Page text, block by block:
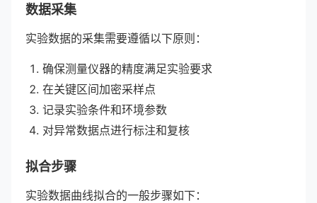
数据采集
实验数据的采集需要遵循以下原则：
确保测量仪器的精度满足实验要求
在关键区间加密采样点
记录实验条件和环境参数
对异常数据点进行标注和复核
拟合步骤
实验数据曲线拟合的一般步骤如下：